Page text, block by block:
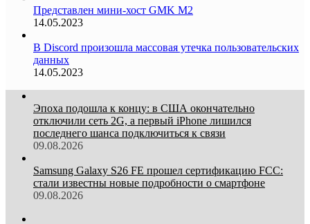
Представлен мини-хост GMK M2
14.05.2023
В Discord произошла массовая утечка пользовательских
данных
14.05.2023
Эпоха подошла к концу: в США окончательно
отключили сеть 2G, а первый iPhone лишился
последнего шанса подключиться к связи
09.08.2026
Samsung Galaxy S26 FE прошел сертификацию FCC:
стали известны новые подробности о смартфоне
09.08.2026